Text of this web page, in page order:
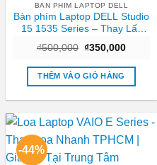
BAN PHIM LAPTOP DELL
Bàn phím Laptop DELL Studio
15 1535 Series – Thay Lấy
₫500,000 Giá
là:
₫500,000.
₫350,000Giá
tại
THÊM VÀO GIỎ HÀNG
-44%